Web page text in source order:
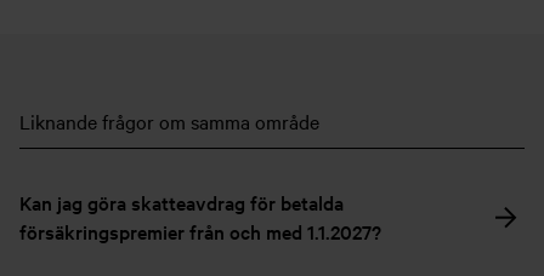
Liknande frågor om samma område
Kan jag göra skatteavdrag för betalda
försäkringspremier från och med 1.1.2027?